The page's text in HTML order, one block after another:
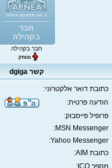
חבר בקהילה
קשר dgiga
כתובת דואר אלקטרוני:
הודעה פרטית:
פרופיל פייסבוק:
MSN Messenger:
Yahoo Messenger:
כתובת AIM:
מספר ICQ: